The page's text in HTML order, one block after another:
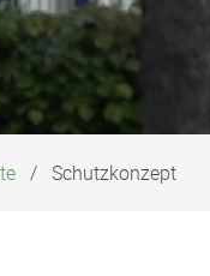
Schutzkonzept